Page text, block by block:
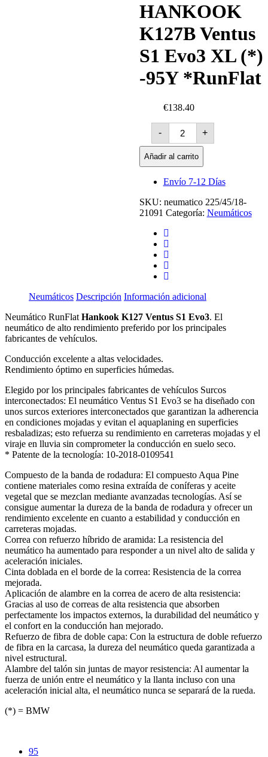
HANKOOK
K127B Ventus
S1 Evo3 XL (*)
-95Y *RunFlat
€138.40
-
HANKOOK
K127B
Ventus
S1
Evo3
(*)
*RunFlat
cantidad
+
Añadir al carrito
Envío 7-12 Días
SKU: neumatico 225/45/18-
21091 Categoría: Neumáticos
Neumáticos Descripción Información adicional
Neumático RunFlat Hankook K127 Ventus S1 Evo3. El
neumático de alto rendimiento preferido por los principales
fabricantes de vehículos.
Conducción excelente a altas velocidades.
Rendimiento óptimo en superficies húmedas.
Elegido por los principales fabricantes de vehículos Surcos
interconectados: El neumático Ventus S1 Evo3 se ha diseñado con
unos surcos exteriores interconectados que garantizan la adherencia
en condiciones mojadas y evitan el aquaplaning en superficies
resbaladizas; esto refuerza su rendimiento en carreteras mojadas y el
viraje en lluvia sin comprometer la conducción en suelo seco.
* Patente de la tecnología: 10-2018-0109541
Compuesto de la banda de rodadura: El compuesto Aqua Pine
contiene materiales como resina extraída de coníferas y aceite
vegetal que se mezclan mediante avanzadas tecnologías. Así se
consigue aumentar la dureza de la banda de rodadura y ofrecer un
rendimiento excelente en cuanto a estabilidad y conducción en
carreteras mojadas.
Correa con refuerzo híbrido de aramida: La resistencia del
neumático ha aumentado para responder a un nivel alto de salida y
aceleración iniciales.
Cinta doblada en el borde de la correa: Resistencia de la correa
mejorada.
Aplicación de alambre en la correa de acero de alta resistencia:
Gracias al uso de correas de alta resistencia que absorben
perfectamente los impactos externos, la durabilidad del neumático y
el confort en la conducción han mejorado.
Refuerzo de fibra de doble capa: Con la estructura de doble refuerzo
de fibra en la carcasa, la dureza del neumático queda garantizada a
nivel estructural.
Alambre del talón sin juntas de mayor resistencia: Al aumentar la
fuerza de unión entre el neumático y la llanta incluso con una
aceleración inicial alta, el neumático nunca se separará de la rueda.
(*) = BMW
95